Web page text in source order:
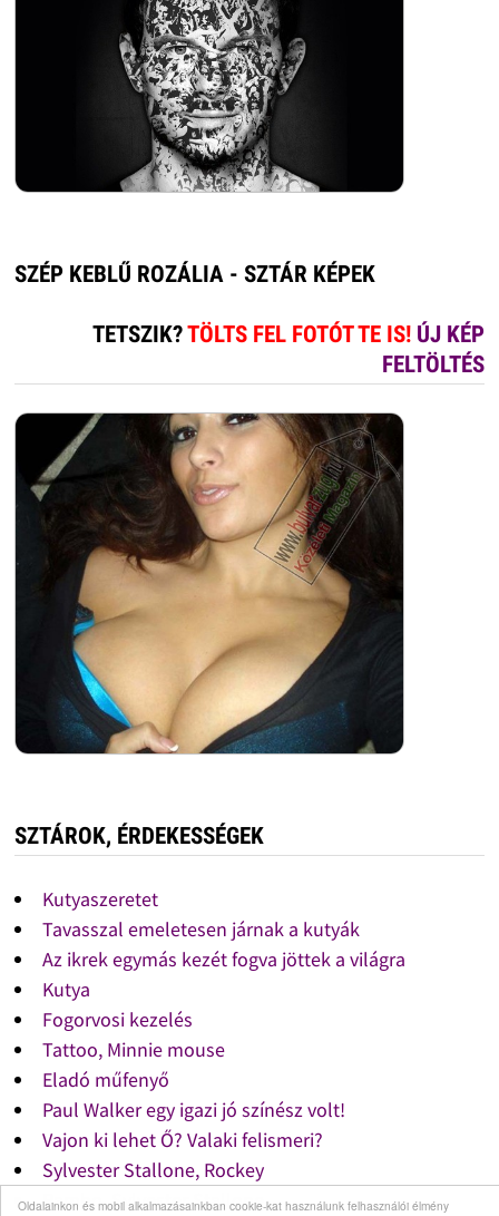
Oldalainkon és mobil alkalmazásainkban cookie-kat használunk felhasználói élmény
SZÉP KEBLŰ ROZÁLIA - SZTÁR KÉPEK
TETSZIK?TÖLTS FEL FOTÓT TE IS! ÚJ KÉP
FELTÖLTÉS
SZTÁROK, ÉRDEKESSÉGEK
Kutyaszeretet
Tavasszal emeletesen járnak a kutyák
Az ikrek egymás kezét fogva jöttek a világra
Kutya
Fogorvosi kezelés
Tattoo, Minnie mouse
Eladó műfenyő
Paul Walker egy igazi jó színész volt!
Vajon ki lehet Ő? Valaki felismeri?
Sylvester Stallone, Rockey
Rambo, Sylvester Stallone